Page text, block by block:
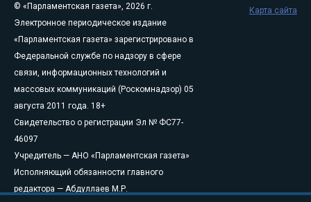
© «Парламентская газета», 2026 г.
Электронное периодическое издание
«Парламентская газета» зарегистрировано в
Федеральной службе по надзору в сфере
связи, информационных технологий и
массовых коммуникаций (Роскомнадзор) 05
августа 2011 года. 18+
Свидетельство о регистрации Эл № ФС77-
46097
Учредитель — АНО «Парламентская газета»
Исполняющий обязанности главного
редактора — Абдуллаев М.Р.
Карта сайта